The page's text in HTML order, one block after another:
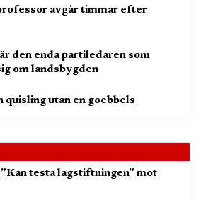
avgår timmar efter
den enda partiledaren som
om landsbygden
quisling utan en goebbels
testa lagstiftningen” mot